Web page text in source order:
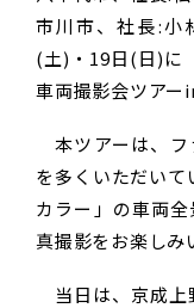
市川市、社長:小
(土)・19日(日)に
車両撮影会ツアー
本ツアーは、フ
を多くいただい
カラー」の車両
真撮影をお楽しみ
当日は、京成上